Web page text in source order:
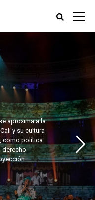
aproxima a la
y su cultura
como política
derecho